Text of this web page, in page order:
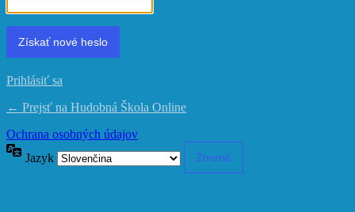
Prihlásiť sa
← Prejsť na Hudobná Škola Online
Ochrana osobných údajov
Jazyk